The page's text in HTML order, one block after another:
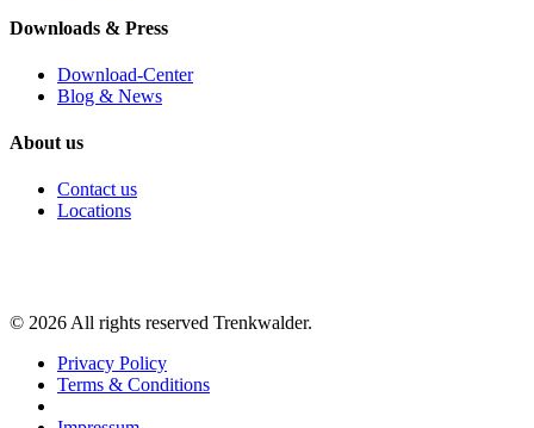
Downloads & Press
Download-Center
Blog & News
About us
Contact us
Locations
© 2026 All rights reserved Trenkwalder.
Privacy Policy
Terms & Conditions